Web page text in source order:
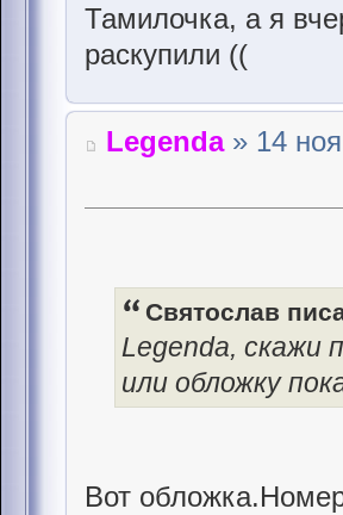
Тамилочка, а я
раскупили ((
Legenda» 14
Святослав
Legenda, скажи
или обложку
Вот